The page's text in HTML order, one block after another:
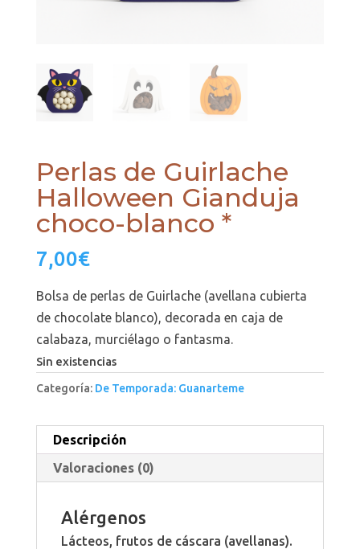
Perlas de Guirlache
Halloween Gianduja
choco-blanco *
7,00€
Bolsa de perlas de Guirlache (avellana cubierta
de chocolate blanco), decorada en caja de
calabaza, murciélago o fantasma.
Sin existencias
Categoría: De Temporada: Guanarteme
Descripción
Valoraciones (0)
Alérgenos
Lácteos, frutos de cáscara (avellanas).